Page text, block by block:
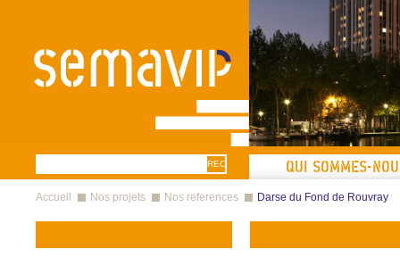
Formulaire
de recherche
QUI SOMMES-
Vous êtes ici
Accueil Nos projets Nos references Darse du Fond de Rouvray